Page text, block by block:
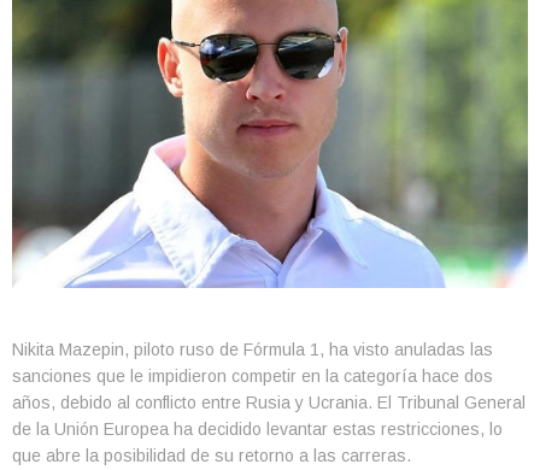
Nikita Mazepin, piloto ruso de Fórmula 1, ha visto anuladas las
sanciones que le impidieron competir en la categoría hace dos
años, debido al conflicto entre Rusia y Ucrania. El Tribunal General
de la Unión Europea ha decidido levantar estas restricciones, lo
que abre la posibilidad de su retorno a las carreras.